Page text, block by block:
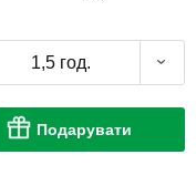
1,5 год.
Подарувати